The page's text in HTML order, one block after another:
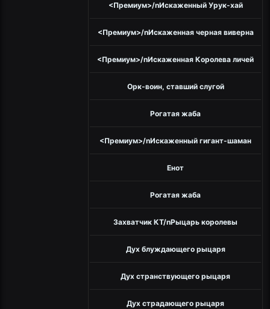
<Премиум>/nИскаженный Урук-хай
<Премиум>/nИскаженная черная виверна
<Премиум>/nИскаженная Королева личей
Орк-воин, ставший слугой
Рогатая жаба
<Премиум>/nИскаженный гигант-шаман
Енот
Рогатая жаба
Захватчик КТ/nРыцарь королевы
Дух блуждающего рыцаря
Дух странствующего рыцаря
Дух страдающего рыцаря